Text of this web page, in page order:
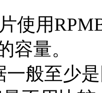
使用
容量。
一般至少